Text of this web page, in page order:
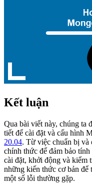
Kết luận
Qua bài viết này, chúng ta
tiết để cài đặt và cấu hình
20.04. Từ việc chuẩn bị và
chính thức để đảm bảo
cài đặt, khởi động và kiểm
những kiến thức cơ bản
một số lỗi thường gặp.